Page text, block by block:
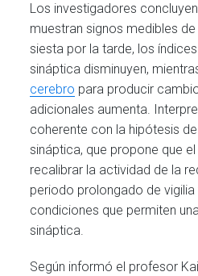
Los investigadores
muestran signos medibles
siesta por la tarde, los
sináptica disminuyen,
cerebro para producir
adicionales aumenta.
coherente con la hipótesis
sináptica, que propone que
recalibrar la actividad de la
periodo prolongado de vigilia
condiciones que permiten
sináptica.
Según informó el profesor